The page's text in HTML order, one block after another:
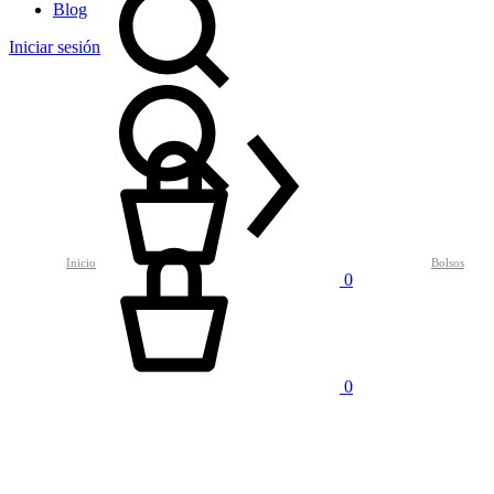
Blog
Iniciar sesión
0
0
Inicio Bolsos